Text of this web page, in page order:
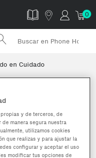
0
en Cuidado
y de terceros, de
manera segura nuestra
utilizamos cookies
que realizas y para ajustar la
configurar y aceptar el uso
modificar tus opciones de